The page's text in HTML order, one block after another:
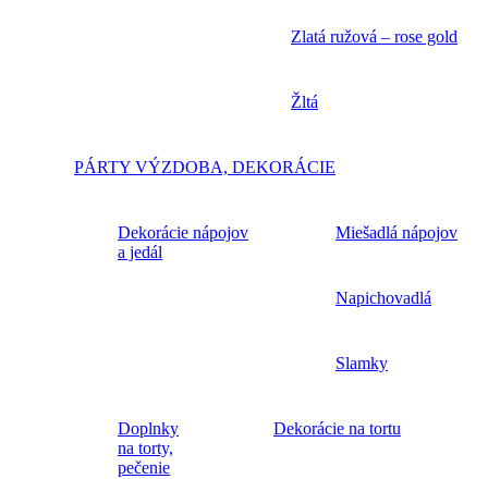
Zlatá ružová – rose gold
Žltá
PÁRTY VÝZDOBA, DEKORÁCIE
Dekorácie nápojov
a jedál
Miešadlá nápojov
Napichovadlá
Slamky
Doplnky
na torty,
pečenie
Dekorácie na tortu